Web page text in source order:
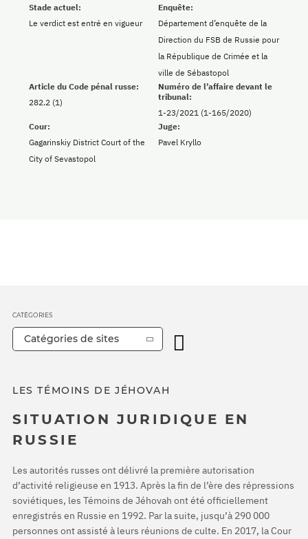
Stade actuel:
Le verdict est entré en vigueur
Enquête:
Département d’enquête de la
Direction du FSB de Russie pour
la République de Crimée et la
ville de Sébastopol
Article du Code pénal russe:
282.2 (1)
Numéro de l’affaire devant le
tribunal:
1-23/2021 (1-165/2020)
Cour:
Gagarinskiy District Court of the
City of Sevastopol
Juge:
Pavel Kryllo
LES TÉMOINS DE JÉHOVAH
SITUATION JURIDIQUE EN
RUSSIE
Les autorités russes ont délivré la première autorisation
d’activité religieuse en 1913. Après la fin de l’ère des répressions
soviétiques, les Témoins de Jéhovah ont été officiellement
enregistrés en Russie en 1992. Par la suite, jusqu’à 290 000
personnes ont assisté à leurs réunions de culte. En 2017, la Cour
CATÉGORIES
Catégories de sites